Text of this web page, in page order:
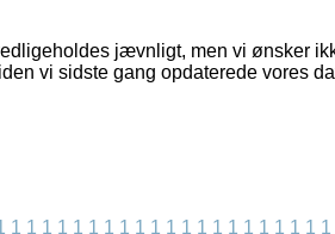
jævnligt, men vi ønsker
vi sidste gang opdaterede vores
1 1 1 1 1 1 1 1 1 1 1 1 1 1 1 1 1 1 1 1 1